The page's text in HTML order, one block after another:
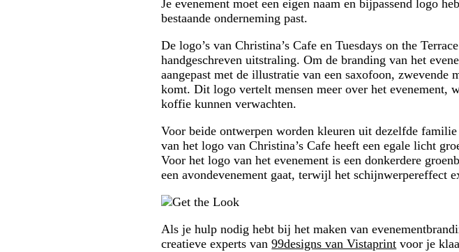
Je evenement moet een eigen naam en bijpassend logo
bestaande onderneming past.
De logo’s van Christina’s Cafe en Tuesdays on the
handgeschreven uitstraling. Om de branding van het
aangepast met de illustratie van een saxofoon,
komt. Dit logo vertelt mensen meer over het evenement,
koffie kunnen verwachten.
Voor beide ontwerpen worden kleuren uit dezelfde
van het logo van Christina’s Cafe heeft een egale licht
Voor het logo van het evenement is een donkerdere
een avondevenement gaat, terwijl het schijnwerpereffect
Als je hulp nodig hebt bij het maken van
creatieve experts van99designs van Vistaprint voor je